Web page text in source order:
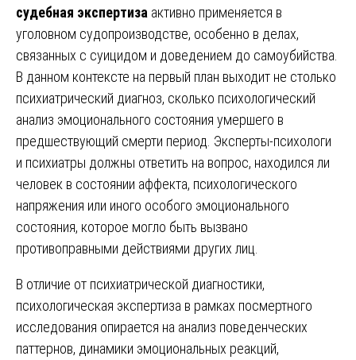
судебная экспертиза активно применяется в
уголовном судопроизводстве, особенно в делах,
связанных с суицидом и доведением до самоубийства.
В данном контексте на первый план выходит не столько
психиатрический диагноз, сколько психологический
анализ эмоционального состояния умершего в
предшествующий смерти период. Эксперты-психологи
и психиатры должны ответить на вопрос, находился ли
человек в состоянии аффекта, психологического
напряжения или иного особого эмоционального
состояния, которое могло быть вызвано
противоправными действиями других лиц.
В отличие от психиатрической диагностики,
психологическая экспертиза в рамках посмертного
исследования опирается на анализ поведенческих
паттернов, динамики эмоциональных реакций,